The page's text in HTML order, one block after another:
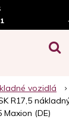
vozidlá
R17,5
Maxion (DE)